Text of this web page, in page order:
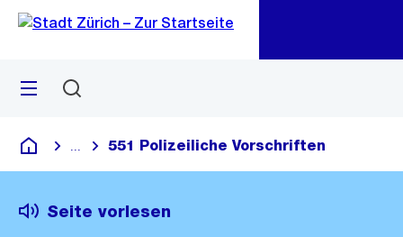
Navigation
Sprunglink
Menü
Deutsch
Blende alle Breadcrumbs ein
551 Polizeiliche Vorschriften
Seite vorlesen